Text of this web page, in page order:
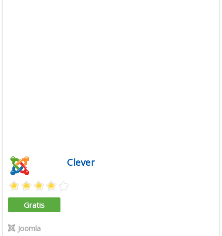
Clever
Gratis
Joomla